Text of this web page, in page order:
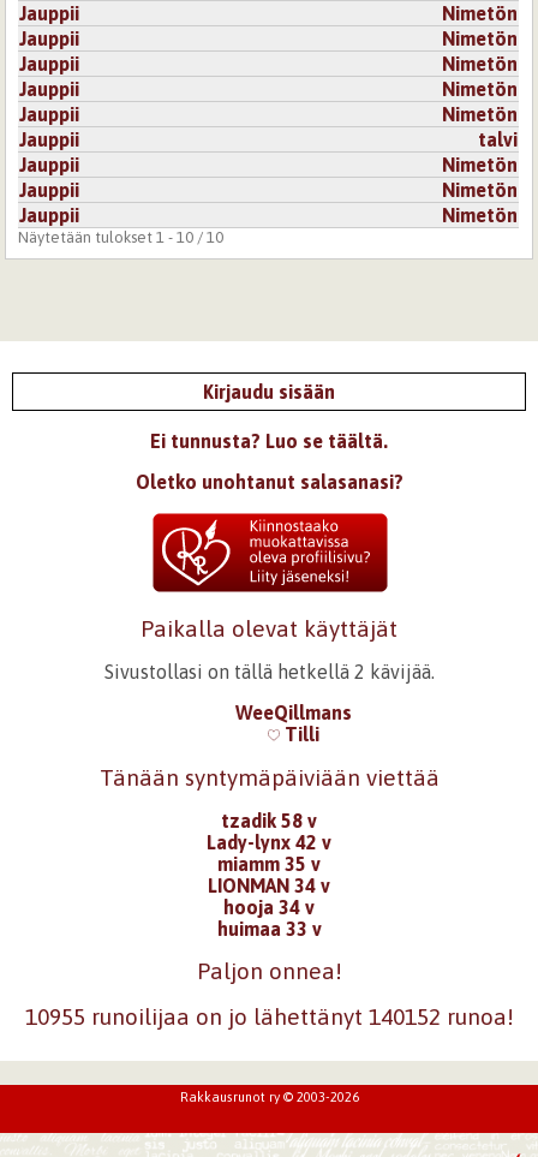
14.4.2007 0:00
loppu on kyllä upea :)
Hienon tästä tekee tuo vertaus tupakka-askiin. Se tekee
tästä mielenkiintoisen, jollakin tapaa sävähdyttävän,
kylmänkin oloisen.
Minä pidin kovasti. Sopivan pituinen ja aivan tarpeeksi
vähän sanottu, jottaa tunnelma ei pilaannu liiallisesta
kerronnasta.
Kirjaudutairekisteröidykommentoidaksesi
Jauppii
Nimetön
Jauppii
Nimetön
Jauppii
Nimetön
Jauppii
Nimetön
Jauppii
Nimetön
Jauppii
talvi
Jauppii
Nimetön
Jauppii
Nimetön
Jauppii
Nimetön
Näytetään tulokset 1 - 10 / 10
Kirjaudu sisään
Ei tunnusta? Luo se täältä.
Oletko unohtanut salasanasi?
Paikalla olevat käyttäjät
Sivustollasi on tällä hetkellä 2 kävijää.
WeeQillmans
Tilli
Tänään syntymäpäiviään viettää
tzadik 58 v
Lady-lynx 42 v
miamm 35 v
LIONMAN 34 v
hooja 34 v
huimaa 33 v
Paljon onnea!
10955 runoilijaa on jo lähettänyt 140152 runoa!
Rakkausrunot ry © 2003-2026